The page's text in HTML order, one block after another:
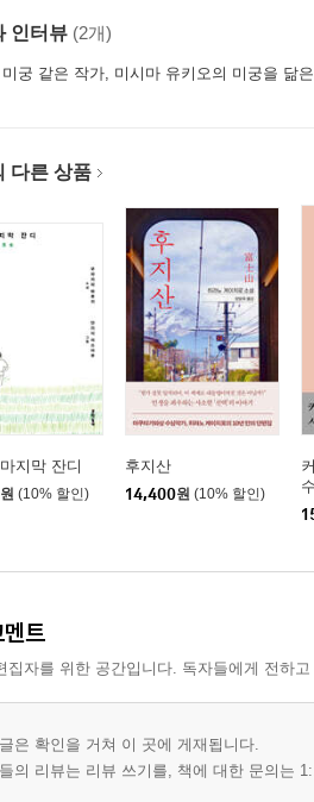
인터뷰 (2개)
미궁 같은 작가, 미시마 유키오의 미궁을 닮
다른 상품
지막 잔디
원 (10% 할인)
후지산
14,400원 (10% 할인)
트
집자를 위한 공간입니다. 독자들에게 전하
은 확인을 거쳐 이 곳에 게재됩니다.
의 리뷰는 리뷰 쓰기를, 책에 대한 문의는